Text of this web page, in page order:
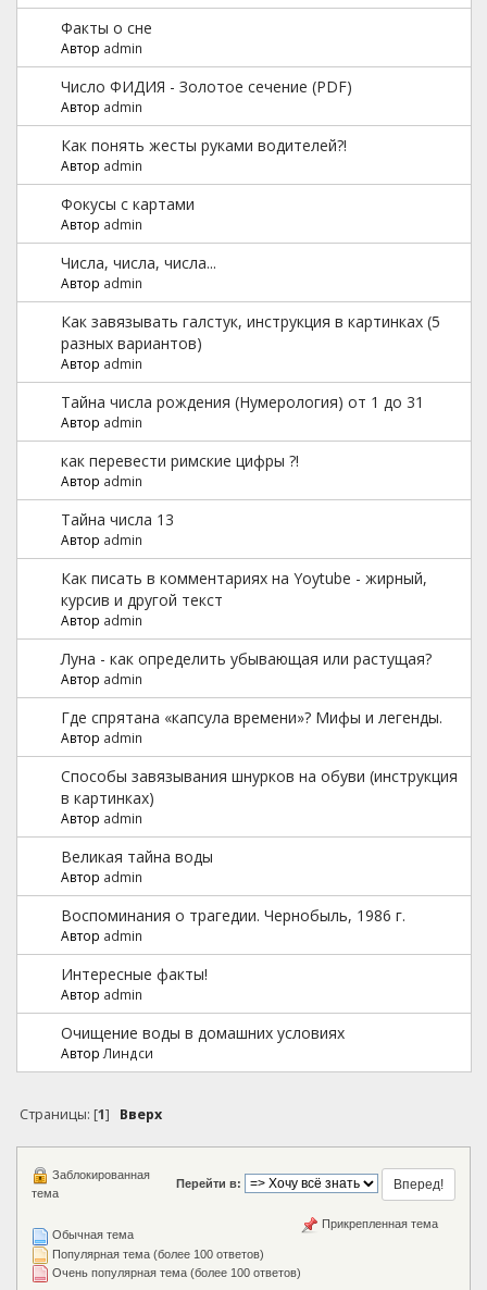
Факты о сне
Автор admin
Число ФИДИЯ - Золотое сечение (PDF)
Автор admin
Как понять жесты руками водителей?!
Автор admin
Фокусы с картами
Автор admin
Числа, числа, числа...
Автор admin
Как завязывать галстук, инструкция в картинках (5
разных вариантов)
Автор admin
Тайна числа рождения (Нумерология) от 1 до 31
Автор admin
как перевести римские цифры ?!
Автор admin
Тайна числа 13
Автор admin
Как писать в комментариях на Yoytube - жирный,
курсив и другой текст
Автор admin
Луна - как определить убывающая или растущая?
Автор admin
Где спрятана «капсула времени»? Мифы и легенды.
Автор admin
Способы завязывания шнурков на обуви (инструкция
в картинках)
Автор admin
Великая тaйна воды
Автор admin
Воспоминания о трагедии. Чернобыль, 1986 г.
Автор admin
Интересные факты!
Автор admin
Очищение воды в домашних условиях
Автор Линдси
Страницы: [1] Вверх
Перейти в:
Обычная тема
Популярная тема (более 100 ответов)
Очень популярная тема (более 100 ответов)
Заблокированная
тема
Прикрепленная тема